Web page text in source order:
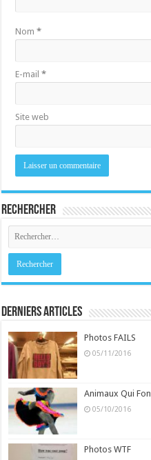
Nom*
E-mail*
Site web
Rechercher
Derniers Articles
Photos FAILS
05/11/2016
Animaux Qui
05/10/2016
Photos WTF